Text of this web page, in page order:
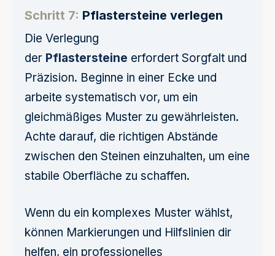
Schritt 7: Pflastersteine verlegen
Die Verlegung
der Pflastersteine erfordert Sorgfalt und
Präzision. Beginne in einer Ecke und
arbeite systematisch vor, um ein
gleichmäßiges Muster zu gewährleisten.
Achte darauf, die richtigen Abstände
zwischen den Steinen einzuhalten, um eine
stabile Oberfläche zu schaffen.
Wenn du ein komplexes Muster wählst,
können Markierungen und Hilfslinien dir
helfen, ein professionelles